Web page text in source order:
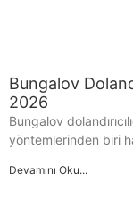
Bungalov
2026
Bungalov
yöntemlerinden biri
Devamını Oku...